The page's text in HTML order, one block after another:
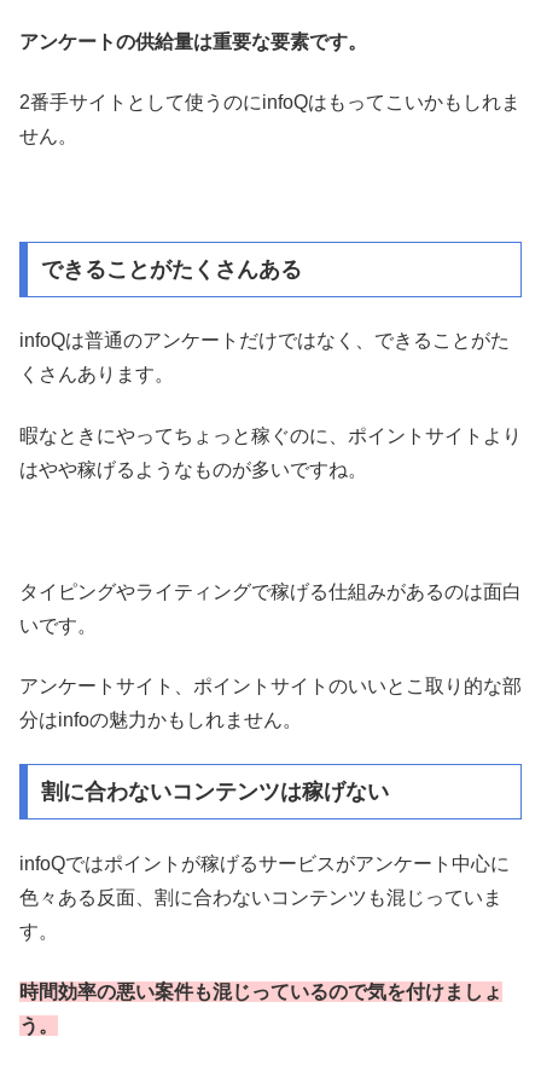
アンケートの供給量は重要な要素です。
2番手サイトとして使うのにinfoQはもってこいかもしれま
せん。
できることがたくさんある
infoQは普通のアンケートだけではなく、できることがた
くさんあります。
暇なときにやってちょっと稼ぐのに、ポイントサイトより
はやや稼げるようなものが多いですね。
タイピングやライティングで稼げる仕組みがあるのは面白
いです。
アンケートサイト、ポイントサイトのいいとこ取り的な部
分はinfoの魅力かもしれません。
割に合わないコンテンツは稼げない
infoQではポイントが稼げるサービスがアンケート中心に
色々ある反面、割に合わないコンテンツも混じっていま
す。
時間効率の悪い案件も混じっているので気を付けましょ
う。